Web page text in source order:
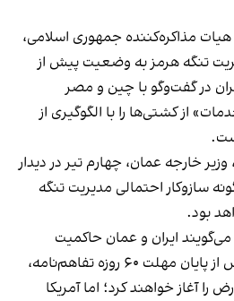
مذاکره‌کننده جمهوری اسلامی،
تنگه هرمز به وضعیت پیش از
در گفت‌وگو با چین و مصر
از کشتی‌ها را با الگوگیری از
خارجه عمان، چهارم تیر در دیدار
سازوکار احتمالی مدیریت تنگه
بود.
ایران و عمان حاکمیت
مشترکی بر تنگه دارند و پس از پایان مهلت ۶۰ روزه تفاهم‌نامه،
آغاز خواهند کرد؛ اما آمریکا